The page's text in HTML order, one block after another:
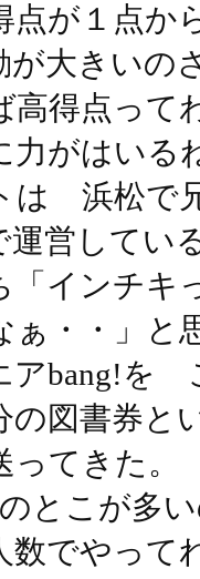
点が１点
が大きいの
高得点って
力がはいる
は 浜松で
運営してい
「インチキ
ぁ・・」と
アbang!を
の図書券と
ってきた
とこが多
数でやっ